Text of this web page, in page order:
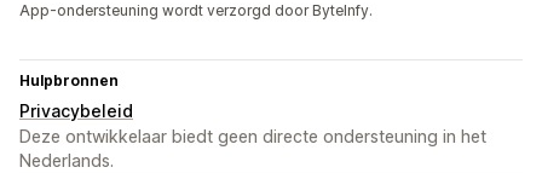
App-ondersteuning wordt verzorgd door ByteInfy.
Hulpbronnen
Privacybeleid
Deze ontwikkelaar biedt geen directe ondersteuning in het
Nederlands.